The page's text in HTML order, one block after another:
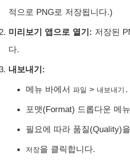
적으로 PNG로 저장됩니다.)
미리보기 앱으로 열기: 저장된
다.
내보내기:
메뉴 바에서파일 > 내보내기
포맷(Format) 드롭다운 메
필요에 따라 품질(Quality)
저장을 클릭합니다.